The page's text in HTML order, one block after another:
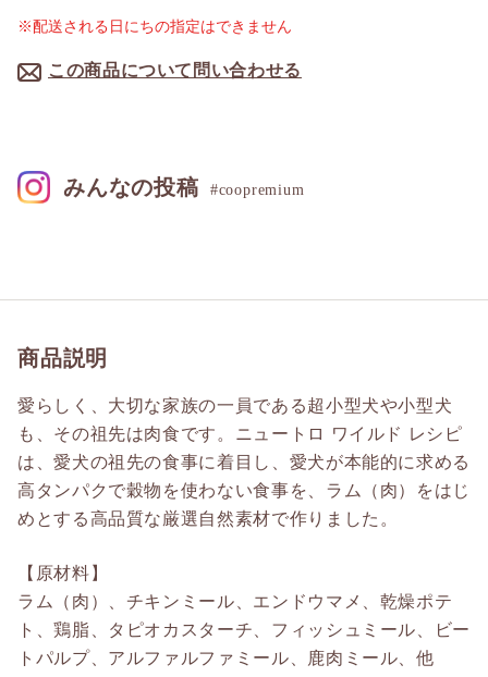
この商品について問い合わせる
※配送される日にちの指定はできません
商品説明
愛らしく、大切な家族の一員である超小型犬や小型犬
も、その祖先は肉食です。ニュートロ ワイルド レシピ
は、愛犬の祖先の食事に着目し、愛犬が本能的に求める
高タンパクで穀物を使わない食事を、ラム（肉）をはじ
めとする高品質な厳選自然素材で作りました。
【原材料】
ラム（肉）、チキンミール、エンドウマメ、乾燥ポテ
ト、鶏脂、タピオカスターチ、フィッシュミール、ビー
トパルプ、アルファルファミール、鹿肉ミール、他
みんなの投稿 #coopremium